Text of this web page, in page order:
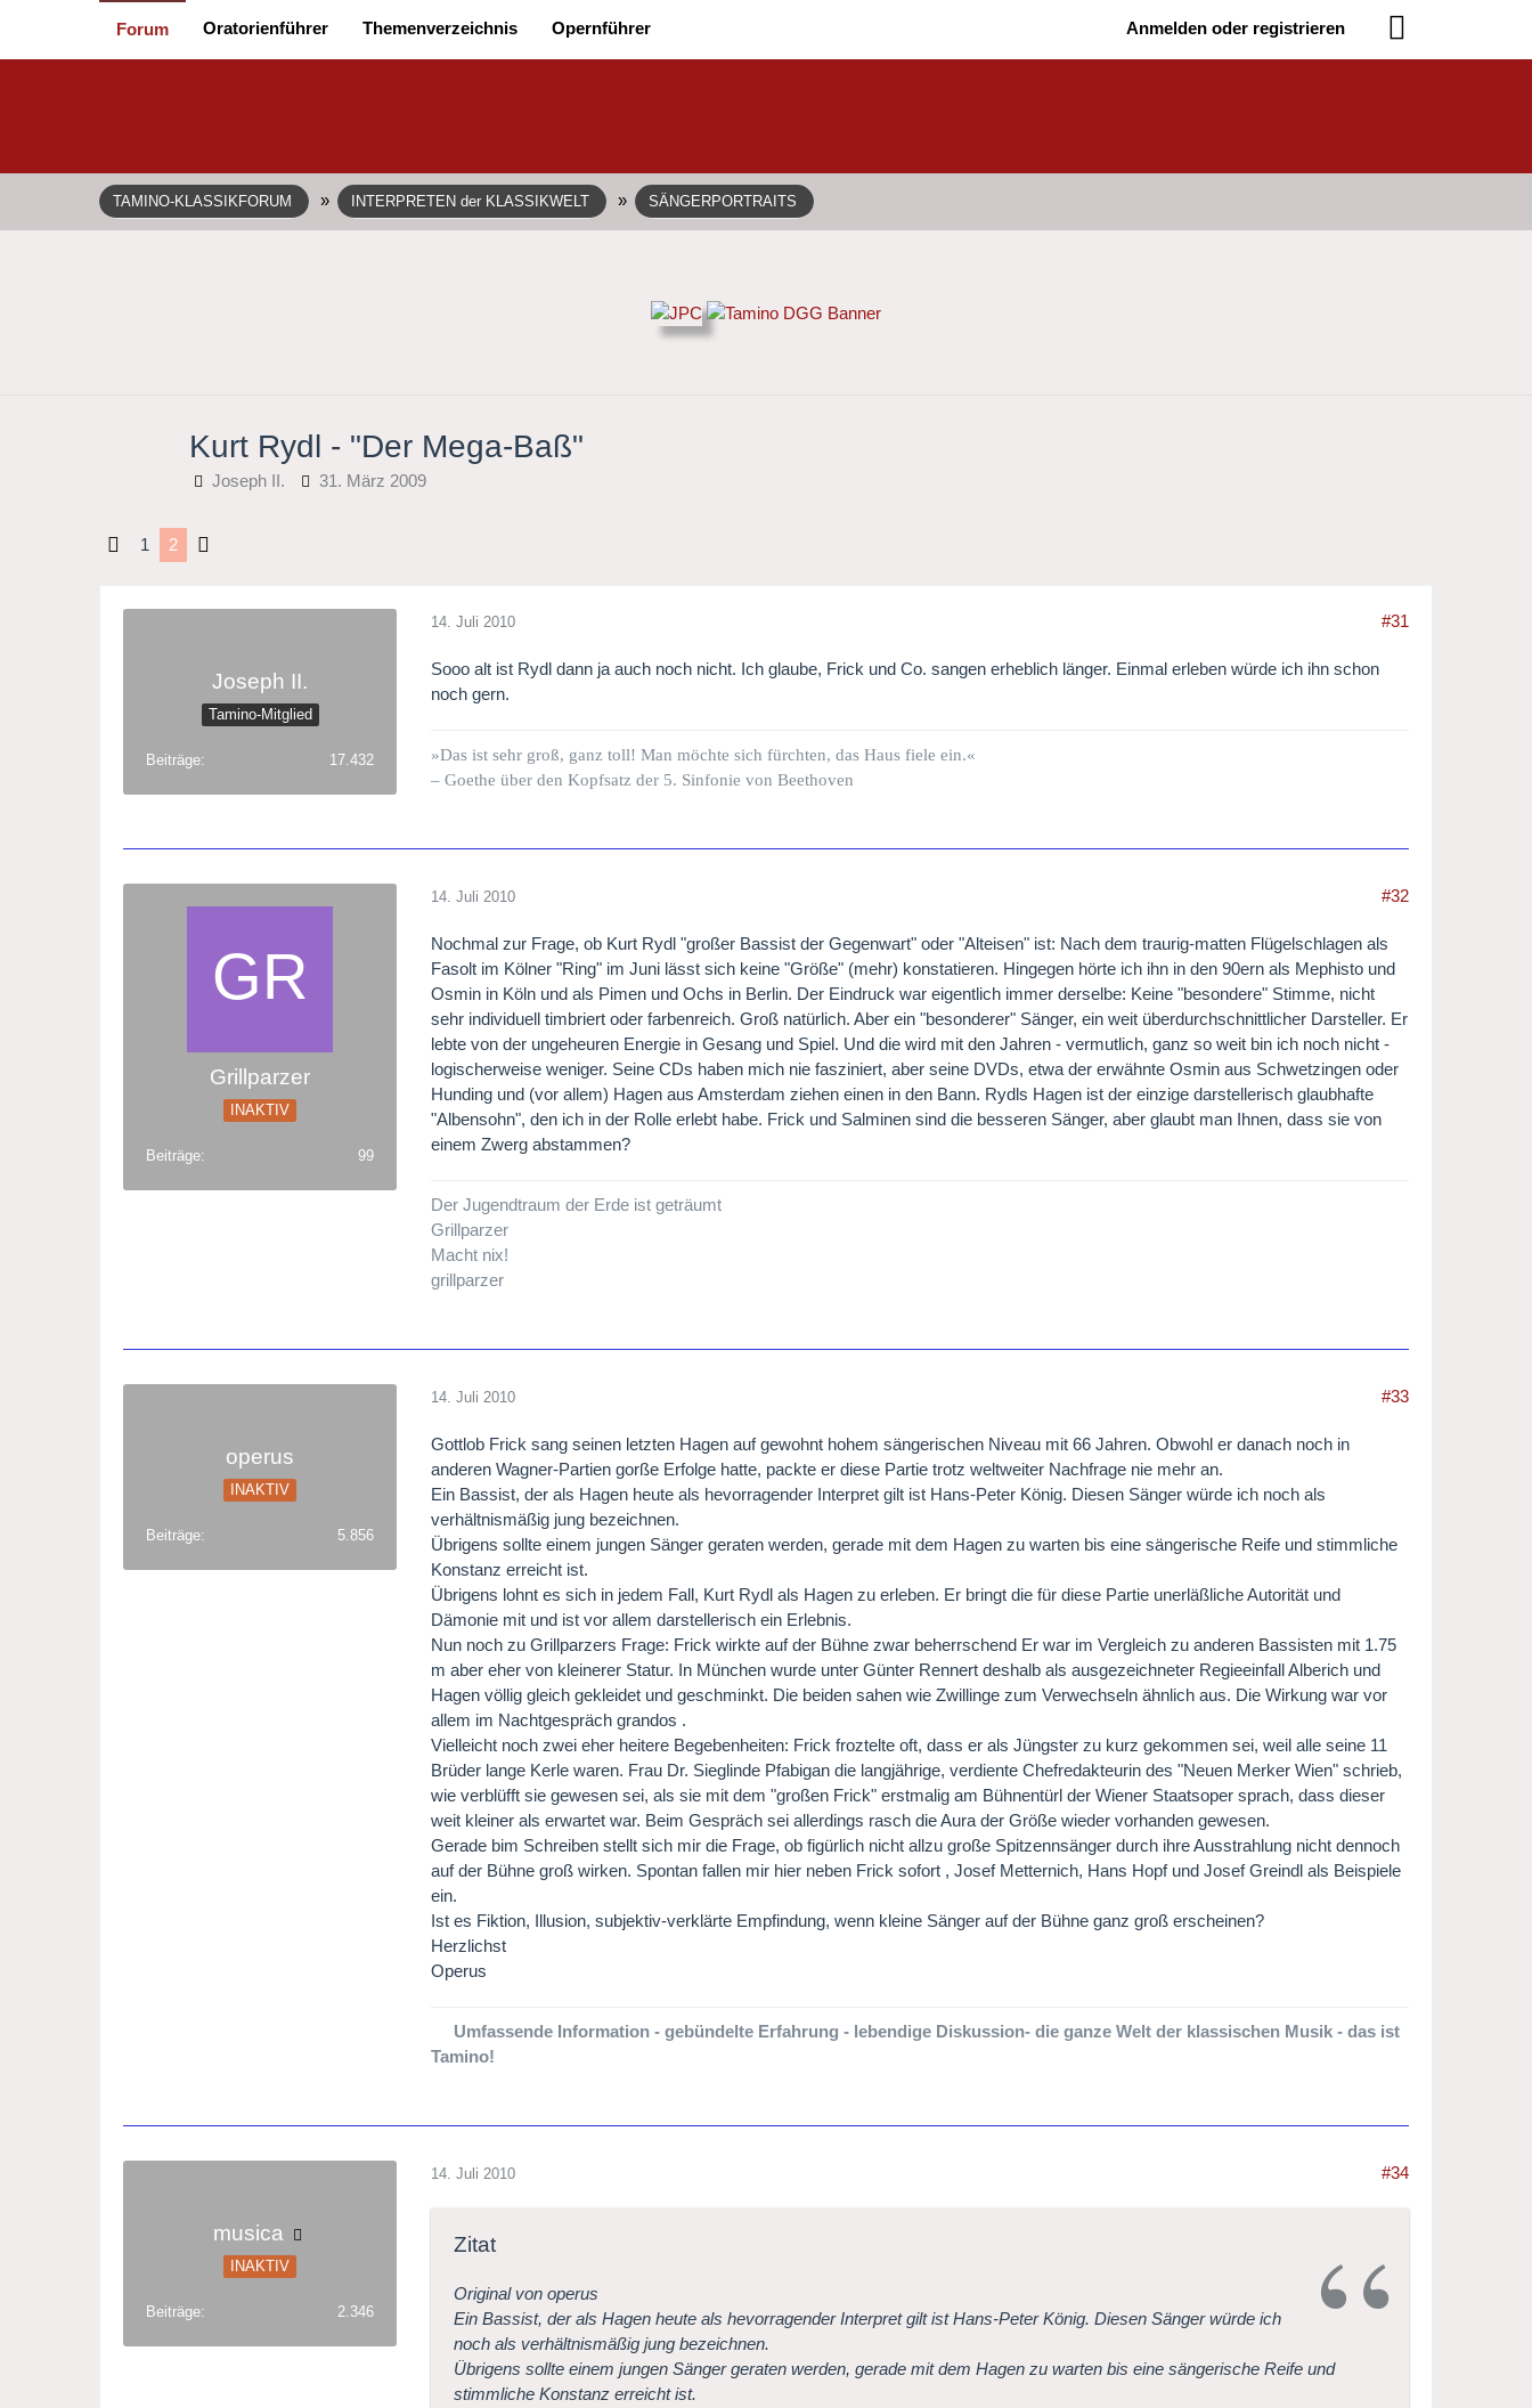
Forum Oratorienführer Themenverzeichnis Opernführer Anmelden oder registrieren
TAMINO-KLASSIKFORUM » INTERPRETEN der KLASSIKWELT » SÄNGERPORTRAITS
Kurt Rydl - "Der Mega-Baß"
Joseph II. 31. März 2009
1 2
Joseph II.
Tamino-Mitglied
Beiträge 17.432
14. Juli 2010 #31
Sooo alt ist Rydl dann ja auch noch nicht. Ich glaube, Frick und Co. sangen erheblich länger. Einmal erleben würde ich ihn schon
noch gern.
»Das ist sehr groß, ganz toll! Man möchte sich fürchten, das Haus fiele ein.«
– Goethe über den Kopfsatz der 5. Sinfonie von Beethoven
Grillparzer
INAKTIV
Beiträge 99
14. Juli 2010 #32
Nochmal zur Frage, ob Kurt Rydl "großer Bassist der Gegenwart" oder "Alteisen" ist: Nach dem traurig-matten Flügelschlagen als
Fasolt im Kölner "Ring" im Juni lässt sich keine "Größe" (mehr) konstatieren. Hingegen hörte ich ihn in den 90ern als Mephisto und
Osmin in Köln und als Pimen und Ochs in Berlin. Der Eindruck war eigentlich immer derselbe: Keine "besondere" Stimme, nicht
sehr individuell timbriert oder farbenreich. Groß natürlich. Aber ein "besonderer" Sänger, ein weit überdurchschnittlicher Darsteller. Er
lebte von der ungeheuren Energie in Gesang und Spiel. Und die wird mit den Jahren - vermutlich, ganz so weit bin ich noch nicht -
logischerweise weniger. Seine CDs haben mich nie fasziniert, aber seine DVDs, etwa der erwähnte Osmin aus Schwetzingen oder
Hunding und (vor allem) Hagen aus Amsterdam ziehen einen in den Bann. Rydls Hagen ist der einzige darstellerisch glaubhafte
"Albensohn", den ich in der Rolle erlebt habe. Frick und Salminen sind die besseren Sänger, aber glaubt man Ihnen, dass sie von
einem Zwerg abstammen?
Der Jugendtraum der Erde ist geträumt
Grillparzer
Macht nix!
grillparzer
operus
INAKTIV
Beiträge 5.856
14. Juli 2010 #33
Gottlob Frick sang seinen letzten Hagen auf gewohnt hohem sängerischen Niveau mit 66 Jahren. Obwohl er danach noch in
anderen Wagner-Partien gorße Erfolge hatte, packte er diese Partie trotz weltweiter Nachfrage nie mehr an.
Ein Bassist, der als Hagen heute als hevorragender Interpret gilt ist Hans-Peter König. Diesen Sänger würde ich noch als
verhältnismäßig jung bezeichnen.
Übrigens sollte einem jungen Sänger geraten werden, gerade mit dem Hagen zu warten bis eine sängerische Reife und stimmliche
Konstanz erreicht ist.
Übrigens lohnt es sich in jedem Fall, Kurt Rydl als Hagen zu erleben. Er bringt die für diese Partie unerläßliche Autorität und
Dämonie mit und ist vor allem darstellerisch ein Erlebnis.
Nun noch zu Grillparzers Frage: Frick wirkte auf der Bühne zwar beherrschend Er war im Vergleich zu anderen Bassisten mit 1.75
m aber eher von kleinerer Statur. In München wurde unter Günter Rennert deshalb als ausgezeichneter Regieeinfall Alberich und
Hagen völlig gleich gekleidet und geschminkt. Die beiden sahen wie Zwillinge zum Verwechseln ähnlich aus. Die Wirkung war vor
allem im Nachtgespräch grandos .
Vielleicht noch zwei eher heitere Begebenheiten: Frick froztelte oft, dass er als Jüngster zu kurz gekommen sei, weil alle seine 11
Brüder lange Kerle waren. Frau Dr. Sieglinde Pfabigan die langjährige, verdiente Chefredakteurin des "Neuen Merker Wien" schrieb,
wie verblüfft sie gewesen sei, als sie mit dem "großen Frick" erstmalig am Bühnentürl der Wiener Staatsoper sprach, dass dieser
weit kleiner als erwartet war. Beim Gespräch sei allerdings rasch die Aura der Größe wieder vorhanden gewesen.
Gerade bim Schreiben stellt sich mir die Frage, ob figürlich nicht allzu große Spitzennsänger durch ihre Ausstrahlung nicht dennoch
auf der Bühne groß wirken. Spontan fallen mir hier neben Frick sofort , Josef Metternich, Hans Hopf und Josef Greindl als Beispiele
ein.
Ist es Fiktion, Illusion, subjektiv-verklärte Empfindung, wenn kleine Sänger auf der Bühne ganz groß erscheinen?
Herzlichst
Operus
Umfassende Information - gebündelte Erfahrung - lebendige Diskussion- die ganze Welt der klassischen Musik - das ist
Tamino!
musica
INAKTIV
Beiträge 2.346
14. Juli 2010 #34
Zitat
Original von operus
Ein Bassist, der als Hagen heute als hevorragender Interpret gilt ist Hans-Peter König. Diesen Sänger würde ich
noch als verhältnismäßig jung bezeichnen.
Übrigens sollte einem jungen Sänger geraten werden, gerade mit dem Hagen zu warten bis eine sängerische Reife und
stimmliche Konstanz erreicht ist.